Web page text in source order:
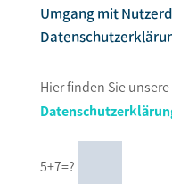
Umgang mit
Hier finden Sie unsere
5+7=?